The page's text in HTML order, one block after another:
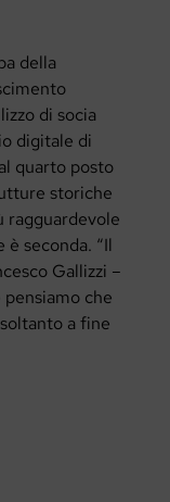
della
di socia
digitale di
quarto posto
storiche
ragguardevole
seconda. “Il
Gallizzi –
che
a fine